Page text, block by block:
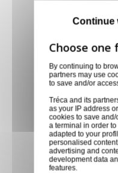
Optez
demandes
à notre
Notre
prête à
solutions
By continuing to
partners may use
to save and/or
Tréca and its
as your IP address
cookies to save
a terminal in order
adapted to your
personalised
advertising and
development data
features.
Continue